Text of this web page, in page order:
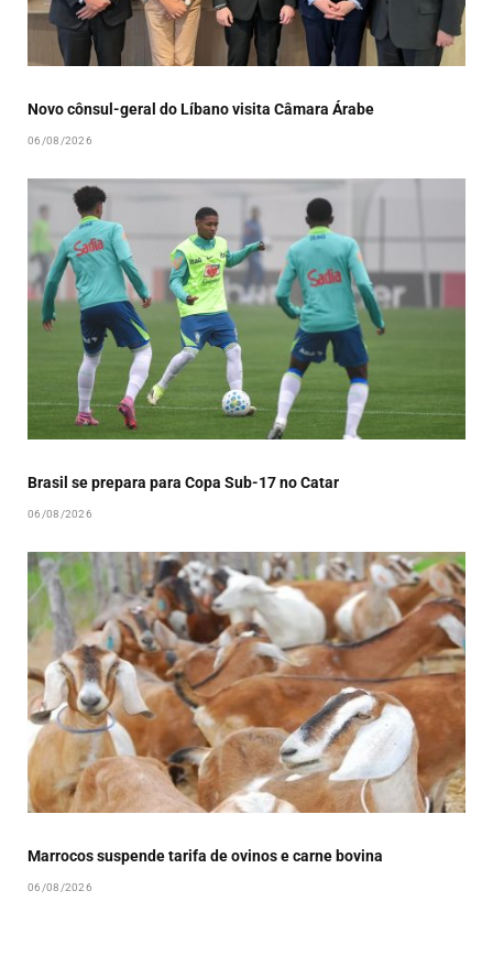
Novo cônsul-geral do Líbano visita Câmara Árabe
06/08/2026
Brasil se prepara para Copa Sub-17 no Catar
06/08/2026
Marrocos suspende tarifa de ovinos e carne bovina
06/08/2026